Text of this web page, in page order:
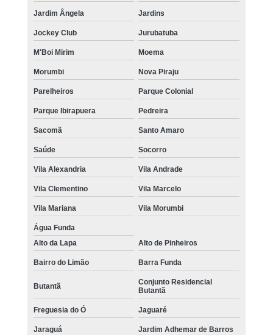
Jardim Ângela Jardins
Jockey Club Jurubatuba
M'Boi Mirim Moema
Morumbi Nova Piraju
Parelheiros Parque Colonial
Parque Ibirapuera Pedreira
Sacomã Santo Amaro
Saúde Socorro
Vila Alexandria Vila Andrade
Vila Clementino Vila Marcelo
Vila Mariana Vila Morumbi
Água Funda
Alto da Lapa
Alto de Pinheiros
Bairro do Limão Barra Funda
Butantã
Conjunto Residencial
Butantã
Freguesia do Ó Jaguaré
Jaraguá Jardim Adhemar de Barros